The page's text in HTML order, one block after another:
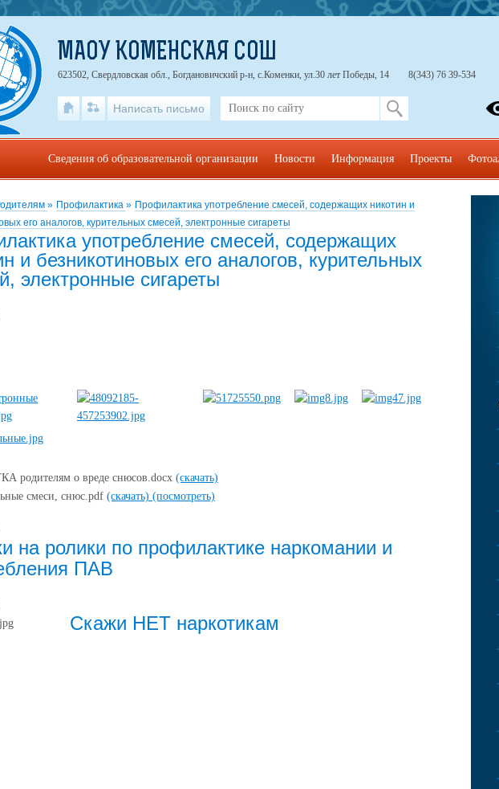
» Профилактика » Профилактика употребление смесей, содержащих никотин и
его аналогов, курительных смесей, электронные сигареты
употребление смесей, содержащих
и безникотиновых его аналогов, курительных
электронные сигареты
родителям о вреде снюсов.docx (скачать)
смеси, снюс.pdf (скачать) (посмотреть)
на ролики по профилактике наркомании и
ПАВ
Скажи НЕТ наркотикам
МАОУ КОМЕНСКАЯ СОШ
623502, Свердловская обл., Богдановичский р-н, с.Коменки, ул.30 лет Победы, 14 8(343) 76 39-534
Написать письмо
Сведения об образовательной организации Новости Информация Проекты